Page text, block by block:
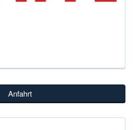
Anfahrt